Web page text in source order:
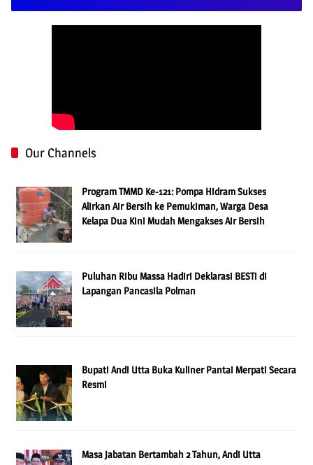
Our Channels
Program TMMD Ke-121: Pompa Hidram Sukses
Alirkan Air Bersih ke Pemukiman, Warga Desa
Kelapa Dua Kini Mudah Mengakses Air Bersih
Puluhan Ribu Massa Hadiri Deklarasi BESTi di
Lapangan Pancasila Polman
Bupati Andi Utta Buka Kuliner Pantai Merpati Secara
Resmi
Masa Jabatan Bertambah 2 Tahun, Andi Utta